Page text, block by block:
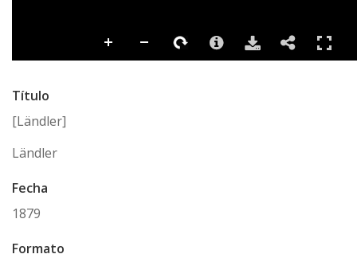
Título
[Ländler]
Ländler
Fecha
1879
Formato